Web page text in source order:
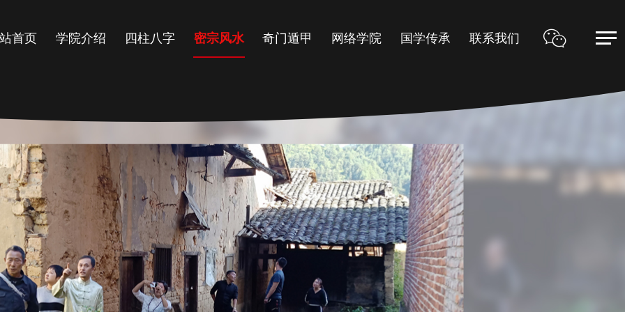
首页 学院介绍 四柱八字 密宗风水 奇门遁甲 网络学院 国学传承 联系我们